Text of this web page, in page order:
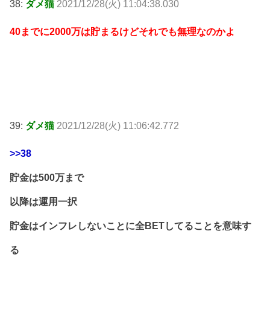
38: ダメ猫 2021/12/28(火) 11:04:38.030
40までに2000万は貯まるけどそれでも無理なのかよ
39: ダメ猫 2021/12/28(火) 11:06:42.772
>>38
貯金は500万まで
以降は運用一択
貯金はインフレしないことに全BETしてることを意味す
る